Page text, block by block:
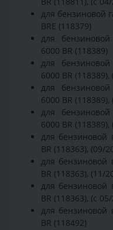
для бензиновой
BRE (118379)
для
6000 BR (118389)
для
6000 BR
для
6000 BR
для
6000 BR (118389),
для бензиновой
BR (118363), (09/
для бензиновой
BR (118363), (11/
для бензиновой
BR (118363), (с
для бензиновой
BR (118492)